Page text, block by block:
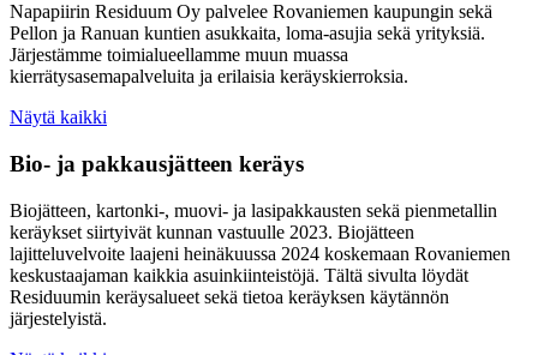
Napapiirin Residuum Oy palvelee Rovaniemen kaupungin sekä
Pellon ja Ranuan kuntien asukkaita, loma-asujia sekä yrityksiä.
Järjestämme toimialueellamme muun muassa
kierrätysasemapalveluita ja erilaisia keräyskierroksia.
Näytä kaikki
Bio- ja pakkausjätteen keräys
Biojätteen, kartonki-, muovi- ja lasipakkausten sekä pienmetallin
keräykset siirtyivät kunnan vastuulle 2023. Biojätteen
lajitteluvelvoite laajeni heinäkuussa 2024 koskemaan Rovaniemen
keskustaajaman kaikkia asuinkiinteistöjä. Tältä sivulta löydät
Residuumin keräysalueet sekä tietoa keräyksen käytännön
järjestelyistä.